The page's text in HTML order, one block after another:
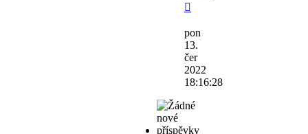
poslední
příspěvek
pon
13.
čer
2022
18:16:28